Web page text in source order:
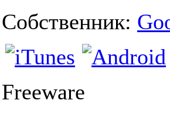
Собственник:
Freeware